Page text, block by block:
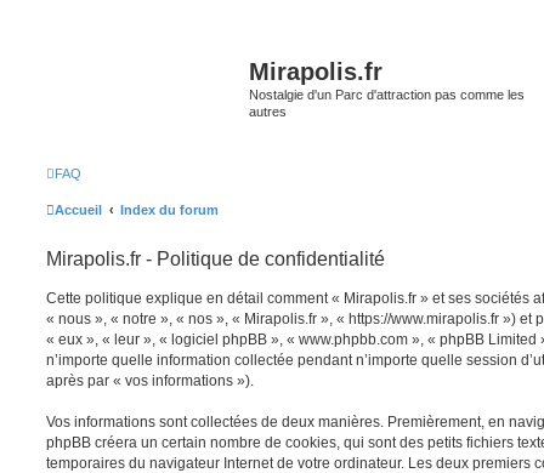
Mirapolis.fr
Nostalgie d'un Parc d'attraction pas comme les
autres
FAQ
Accueil Index du forum
Mirapolis.fr - Politique de confidentialité
Cette politique explique en détail comment « Mirapolis.fr » et ses sociétés
« nous », « notre », « nos », « Mirapolis.fr », « https://www.mirapolis.fr ») et
« eux », « leur », « logiciel phpBB », « www.phpbb.com », « phpBB
n’importe quelle information collectée pendant n’importe quelle session
après par « vos informations »).
Vos informations sont collectées de deux manières. Premièrement, en
phpBB créera un certain nombre de cookies, qui sont des petits fichiers
temporaires du navigateur Internet de votre ordinateur. Les deux premiers